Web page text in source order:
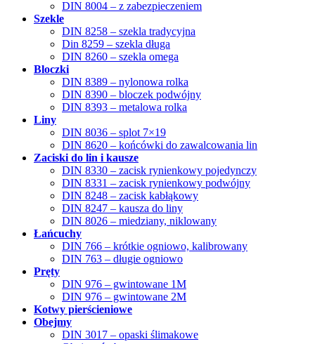
DIN 8004 – z zabezpieczeniem
Szekle
DIN 8258 – szekla tradycyjna
Din 8259 – szekla długa
DIN 8260 – szekla omega
Bloczki
DIN 8389 – nylonowa rolka
DIN 8390 – bloczek podwójny
DIN 8393 – metalowa rolka
Liny
DIN 8036 – splot 7×19
DIN 8620 – końcówki do zawalcowania lin
Zaciski do lin i kausze
DIN 8330 – zacisk rynienkowy pojedynczy
DIN 8331 – zacisk rynienkowy podwójny
DIN 8248 – zacisk kabłąkowy
DIN 8247 – kausza do liny
DIN 8026 – miedziany, niklowany
Łańcuchy
DIN 766 – krótkie ogniowo, kalibrowany
DIN 763 – długie ogniowo
Pręty
DIN 976 – gwintowane 1M
DIN 976 – gwintowane 2M
Kotwy pierścieniowe
Obejmy
DIN 3017 – opaski ślimakowe